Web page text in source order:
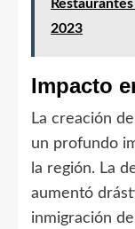
2023
Impacto
La creación
un profundo
la región. La
aumentó
inmigración